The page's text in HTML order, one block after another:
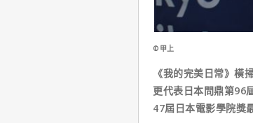
©甲上
《我的完美日常》橫
更代表日本問鼎第96
47屆日本電影學院獎